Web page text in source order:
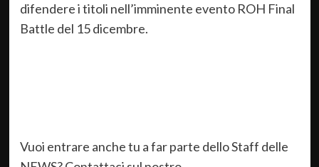
difendere i titoli nell’imminente evento ROH Final
Battle del 15 dicembre.
Vuoi entrare anche tu a far parte dello Staff delle